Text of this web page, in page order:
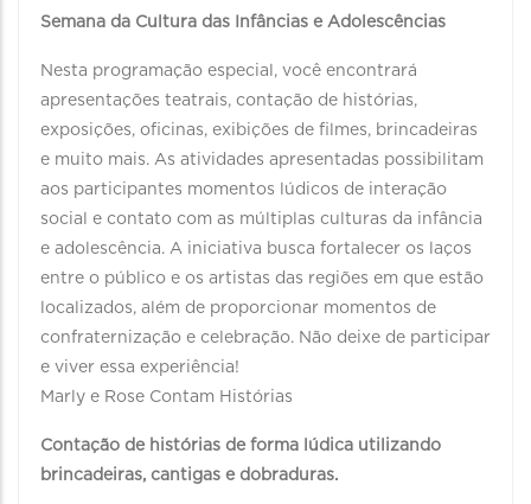
Semana da Cultura das Infâncias e Adolescências
Nesta programação especial, você encontrará
apresentações teatrais, contação de histórias,
exposições, oficinas, exibições de filmes, brincadeiras
e muito mais. As atividades apresentadas possibilitam
aos participantes momentos lúdicos de interação
social e contato com as múltiplas culturas da infância
e adolescência. A iniciativa busca fortalecer os laços
entre o público e os artistas das regiões em que estão
localizados, além de proporcionar momentos de
confraternização e celebração. Não deixe de participar
e viver essa experiência!
Marly e Rose Contam Histórias
Contação de histórias de forma lúdica utilizando
brincadeiras, cantigas e dobraduras.